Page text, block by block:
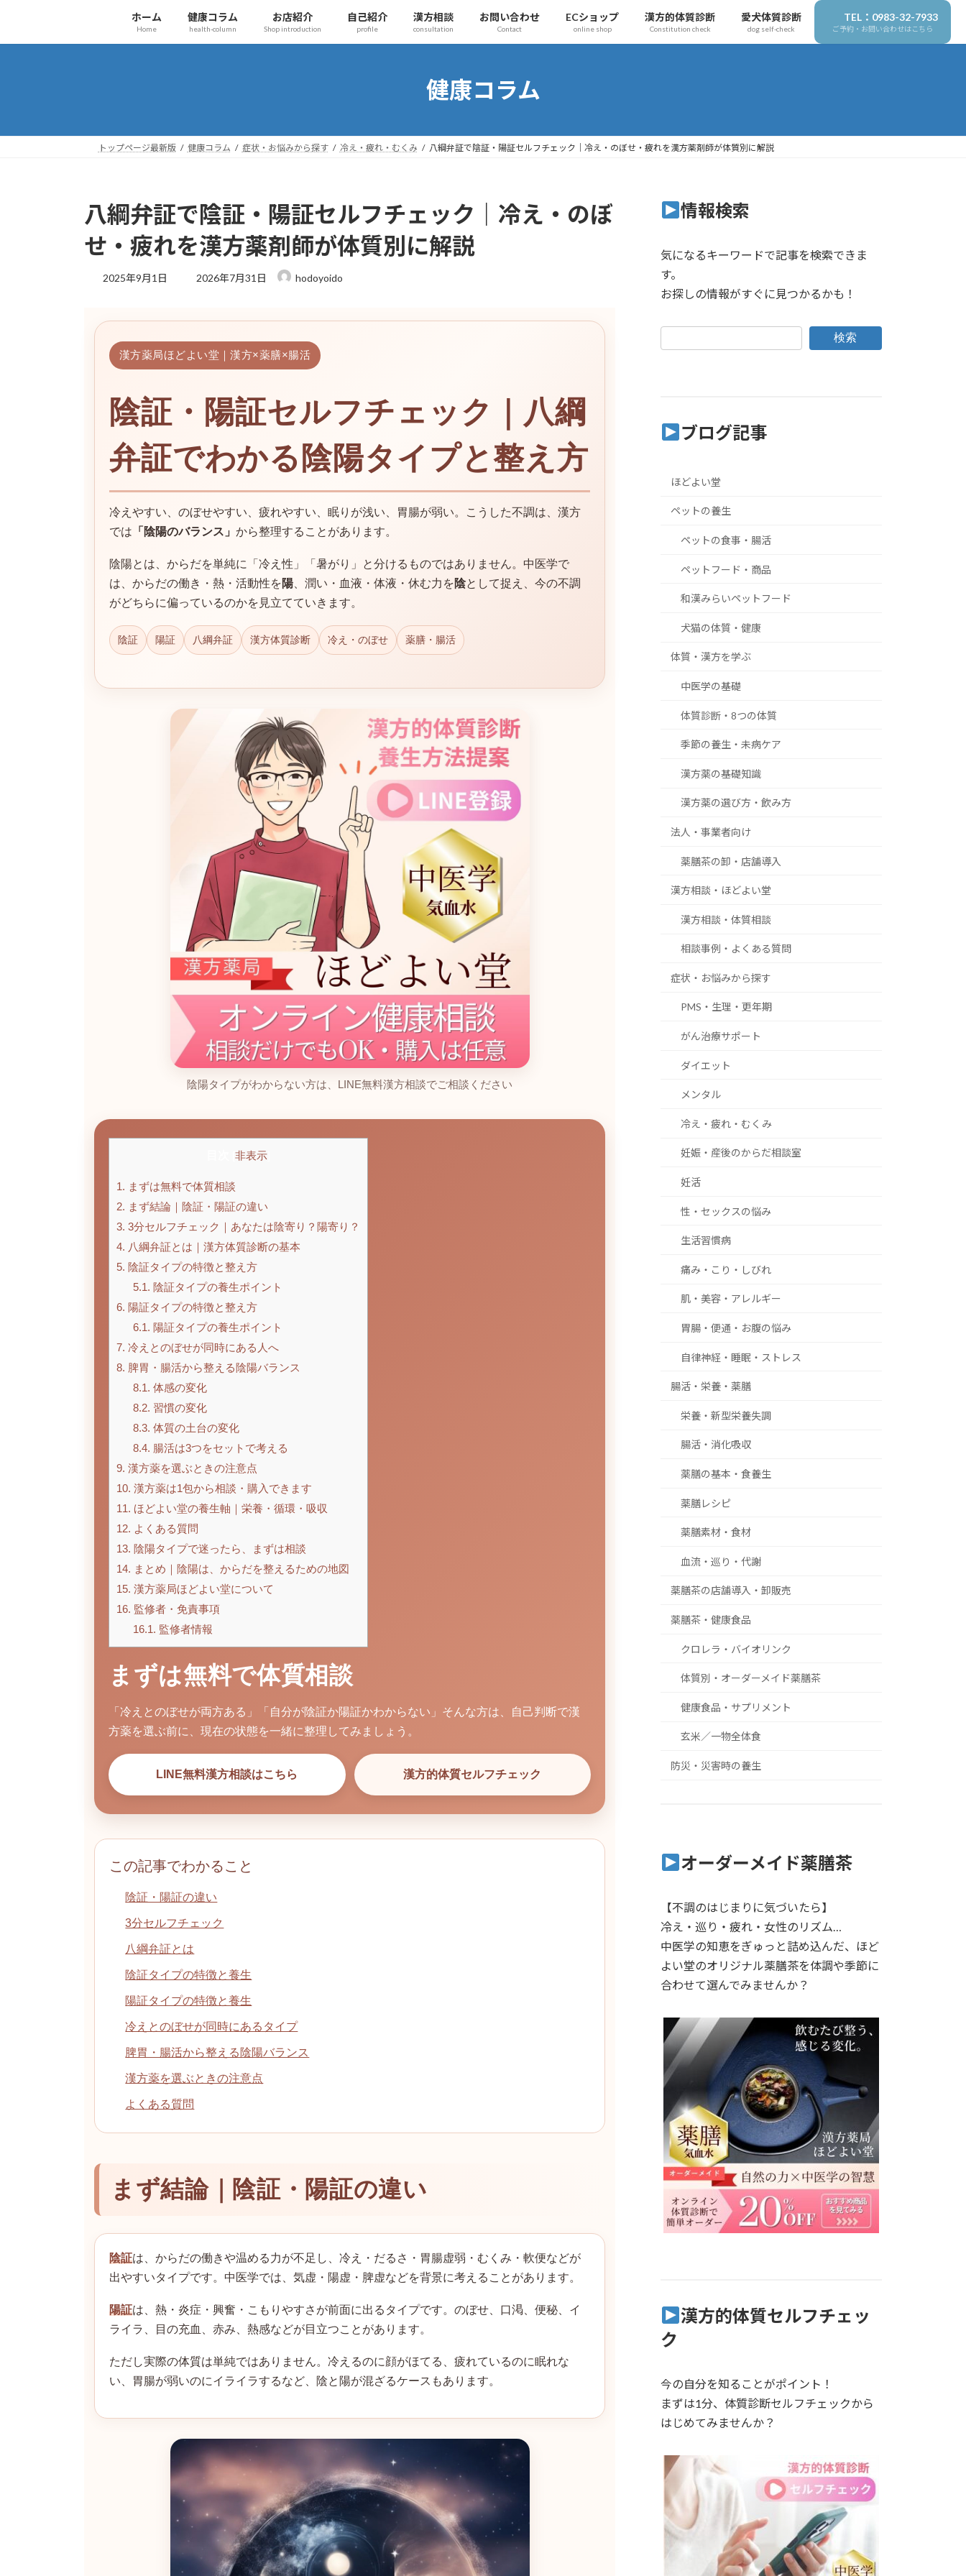
テ
ゲ
ホーム
Home
健康コラム
health-column
お店紹介
Shop introduction
自己紹介
profile
漢方相談
consultation
お問い合わせ
Contact
ECショップ
online shop
漢方的体質診断
Constitution check
愛犬体質診断
dog self-check
TEL：0983-32-7933
ご予約・お問い合わせはこちら
健康コラム
トップページ最新版 健康コラム 症状・お悩みから探す 冷え・疲れ・むくみ 八綱弁証で陰証・陽証セルフチェック｜冷え・のぼせ・疲れを漢方薬剤師が体質別に解説
八綱弁証で陰証・陽証セルフチェック｜冷え・のぼ
せ・疲れを漢方薬剤師が体質別に解説
2025年9月1日
最
:
2026年7月31日 hodoyoido
漢方薬局ほどよい堂｜漢方×薬膳×腸活
陰証・陽証セルフチェック｜八綱
弁証でわかる陰陽タイプと整え方
冷えやすい、のぼせやすい、疲れやすい、眠りが浅い、胃腸が弱い。こうした不調は、漢方
では 「陰陽のバランス」 から整理することがあります。
陰陽とは、からだを単純に「冷え性」「暑がり」と分けるものではありません。中医学で
は、からだの働き・熱・活動性を陽 、潤い・血液・体液・休む力を陰として捉え、今の不調
がどちらに偏っているのかを見立てていきます。
陰証 陽証 八綱弁証 漢方体質診断 冷え・のぼせ 薬膳・腸活
陰陽タイプがわからない方は、LINE無料漢方相談でご相談ください
非表示
1. まずは無料で体質相談
2. まず結論｜陰証・陽証の違い
3. 3分セルフチェック｜あなたは陰寄り？陽寄り？
4. 八綱弁証とは｜漢方体質診断の基本
5. 陰証タイプの特徴と整え方
5.1. 陰証タイプの養生ポイント
6. 陽証タイプの特徴と整え方
6.1. 陽証タイプの養生ポイント
7. 冷えとのぼせが同時にある人へ
8. 脾胃・腸活から整える陰陽バランス
8.1. 体感の変化
8.2. 習慣の変化
8.3. 体質の土台の変化
8.4. 腸活は3つをセットで考える
9. 漢方薬を選ぶときの注意点
10. 漢方薬は1包から相談・購入できます
11. ほどよい堂の養生軸｜栄養・循環・吸収
12. よくある質問
13. 陰陽タイプで迷ったら、まずは相談
14. まとめ｜陰陽は、からだを整えるための地図
15. 漢方薬局ほどよい堂について
16. 監修者・免責事項
16.1. 監修者情報
まずは無料で体質相談
「冷えとのぼせが両方ある」「自分が陰証か陽証かわからない」そんな方は、自己判断で漢
方薬を選ぶ前に、現在の状態を一緒に整理してみましょう。
LINE無料漢方相談はこちら 漢方的体質セルフチェック
この記事でわかること
陰証・陽証の違い
3分セルフチェック
八綱弁証とは
陰証タイプの特徴と養生
陽証タイプの特徴と養生
冷えとのぼせが同時にあるタイプ
脾胃・腸活から整える陰陽バランス
漢方薬を選ぶときの注意点
よくある質問
まず結論｜陰証・陽証の違い
陰証は、からだの働きや温める力が不足し、冷え・だるさ・胃腸虚弱・むくみ・軟便などが
出やすいタイプです。中医学では、気虚・陽虚・脾虚などを背景に考えることがあります。
陽証は、熱・炎症・興奮・こもりやすさが前面に出るタイプです。のぼせ、口渇、便秘、イ
ライラ、目の充血、赤み、熱感などが目立つことがあります。
ただし実際の体質は単純ではありません。冷えるのに顔がほてる、疲れているのに眠れな
い、胃腸が弱いのにイライラするなど、陰と陽が混ざるケースもあります。
情報検索
気になるキーワードで記事を検索できま
す。
お探しの情報がすぐに見つかるかも！
検索
ブログ記事
ほどよい堂
ペットの養生
ペットの食事・腸活
ペットフード・商品
和漢みらいペットフード
犬猫の体質・健康
体質・漢方を学ぶ
中医学の基礎
体質診断・8つの体質
季節の養生・未病ケア
漢方薬の基礎知識
漢方薬の選び方・飲み方
法人・事業者向け
薬膳茶の卸・店舗導入
漢方相談・ほどよい堂
漢方相談・体質相談
相談事例・よくある質問
症状・お悩みから探す
PMS・生理・更年期
がん治療サポート
ダイエット
メンタル
冷え・疲れ・むくみ
妊娠・産後のからだ相談室
妊活
性・セックスの悩み
生活習慣病
痛み・こり・しびれ
肌・美容・アレルギー
胃腸・便通・お腹の悩み
自律神経・睡眠・ストレス
腸活・栄養・薬膳
栄養・新型栄養失調
腸活・消化吸収
薬膳の基本・食養生
薬膳レシピ
薬膳素材・食材
血流・巡り・代謝
薬膳茶の店舗導入・卸販売
薬膳茶・健康食品
クロレラ・バイオリンク
体質別・オーダーメイド薬膳茶
健康食品・サプリメント
玄米／一物全体食
防災・災害時の養生
オーダーメイド薬膳茶
【不調のはじまりに気づいたら】
冷え・巡り・疲れ・女性のリズム…
中医学の知恵をぎゅっと詰め込んだ、ほど
よい堂のオリジナル薬膳茶を体調や季節に
合わせて選んでみませんか？
漢方的体質セルフチェッ
ク
今の自分を知ることがポイント！
まずは1分、体質診断セルフチェックから
はじめてみませんか？